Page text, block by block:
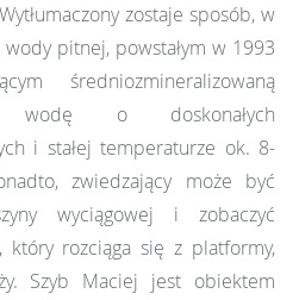
zostaje sposób, w
pitnej, powstałym w 1993
średniozmineralizowaną
wodę o doskonałych
i stałej temperaturze ok. 8-
zwiedzający może być
wyciągowej i zobaczyć
który rozciąga się z platformy,
Szyb Maciej jest obiektem